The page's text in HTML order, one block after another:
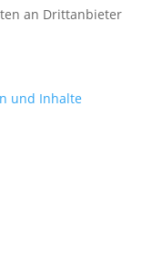
an Drittanbieter
und Inhalte